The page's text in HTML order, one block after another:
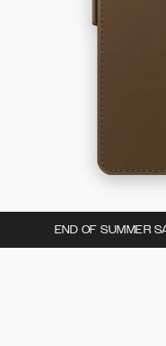
END OF SUMMER